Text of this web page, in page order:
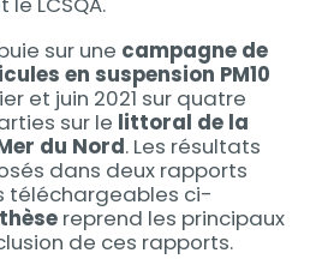
sur une campagne de
en suspension PM10
et juin 2021 sur quatre
sur le littoral de la
du Nord. Les résultats
dans deux rapports
téléchargeables ci-
reprend les principaux
de ces rapports.